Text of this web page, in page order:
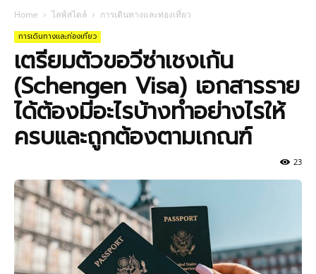
Home ไลฟ์สไตล์ การเดินทางและท่องเที่ยว
การเดินทางและท่องเที่ยว
เตรียมตัวขอวีซ่าเชงเก้น
(Schengen Visa) เอกสารราย
ได้ต้องมีอะไรบ้างทำอย่างไรให้
ครบและถูกต้องตามเกณฑ์
23